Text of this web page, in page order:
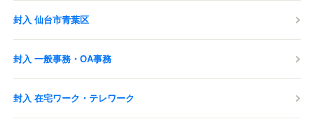
封入 仙台市青葉区
封入 一般事務・OA事務
封入 在宅ワーク・テレワーク